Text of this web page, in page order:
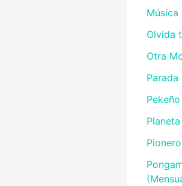
Música
Olvida
Otra
Parada